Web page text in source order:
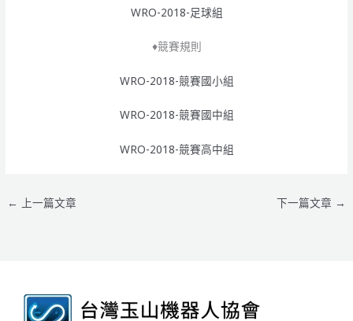
WRO-2018-足球組
♦競賽規則
WRO-2018-競賽國小組
WRO-2018-競賽國中組
WRO-2018-競賽高中組
← 上一篇文章 下一篇文章 →